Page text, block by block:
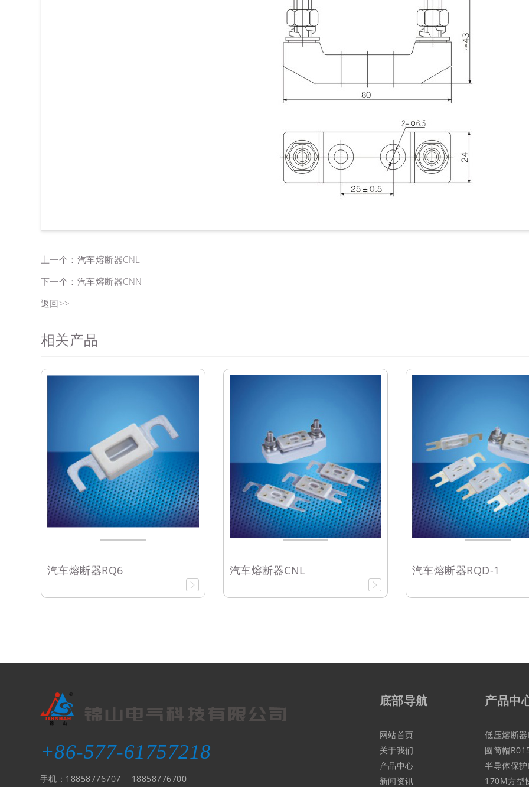
上一个： 汽车熔断器CNL
下一个： 汽车熔断器CNN
返回>>
相关产品
汽车熔断器RQ6 汽车熔断器CNL 汽车熔断器RQD-1
+86-577-61757218
手机：18858776707 18858776700
产品中
低压熔断
圆筒帽
半导体保
170M方型
底部导航
网站首页
关于我们
产品中心
新闻资讯